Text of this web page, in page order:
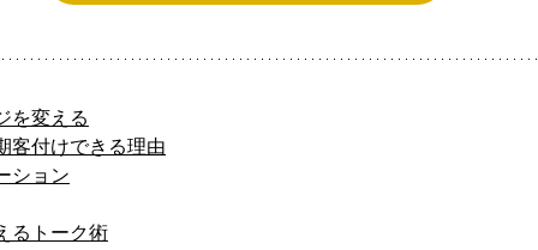
を変える
客付けできる理由
ション
るトーク術